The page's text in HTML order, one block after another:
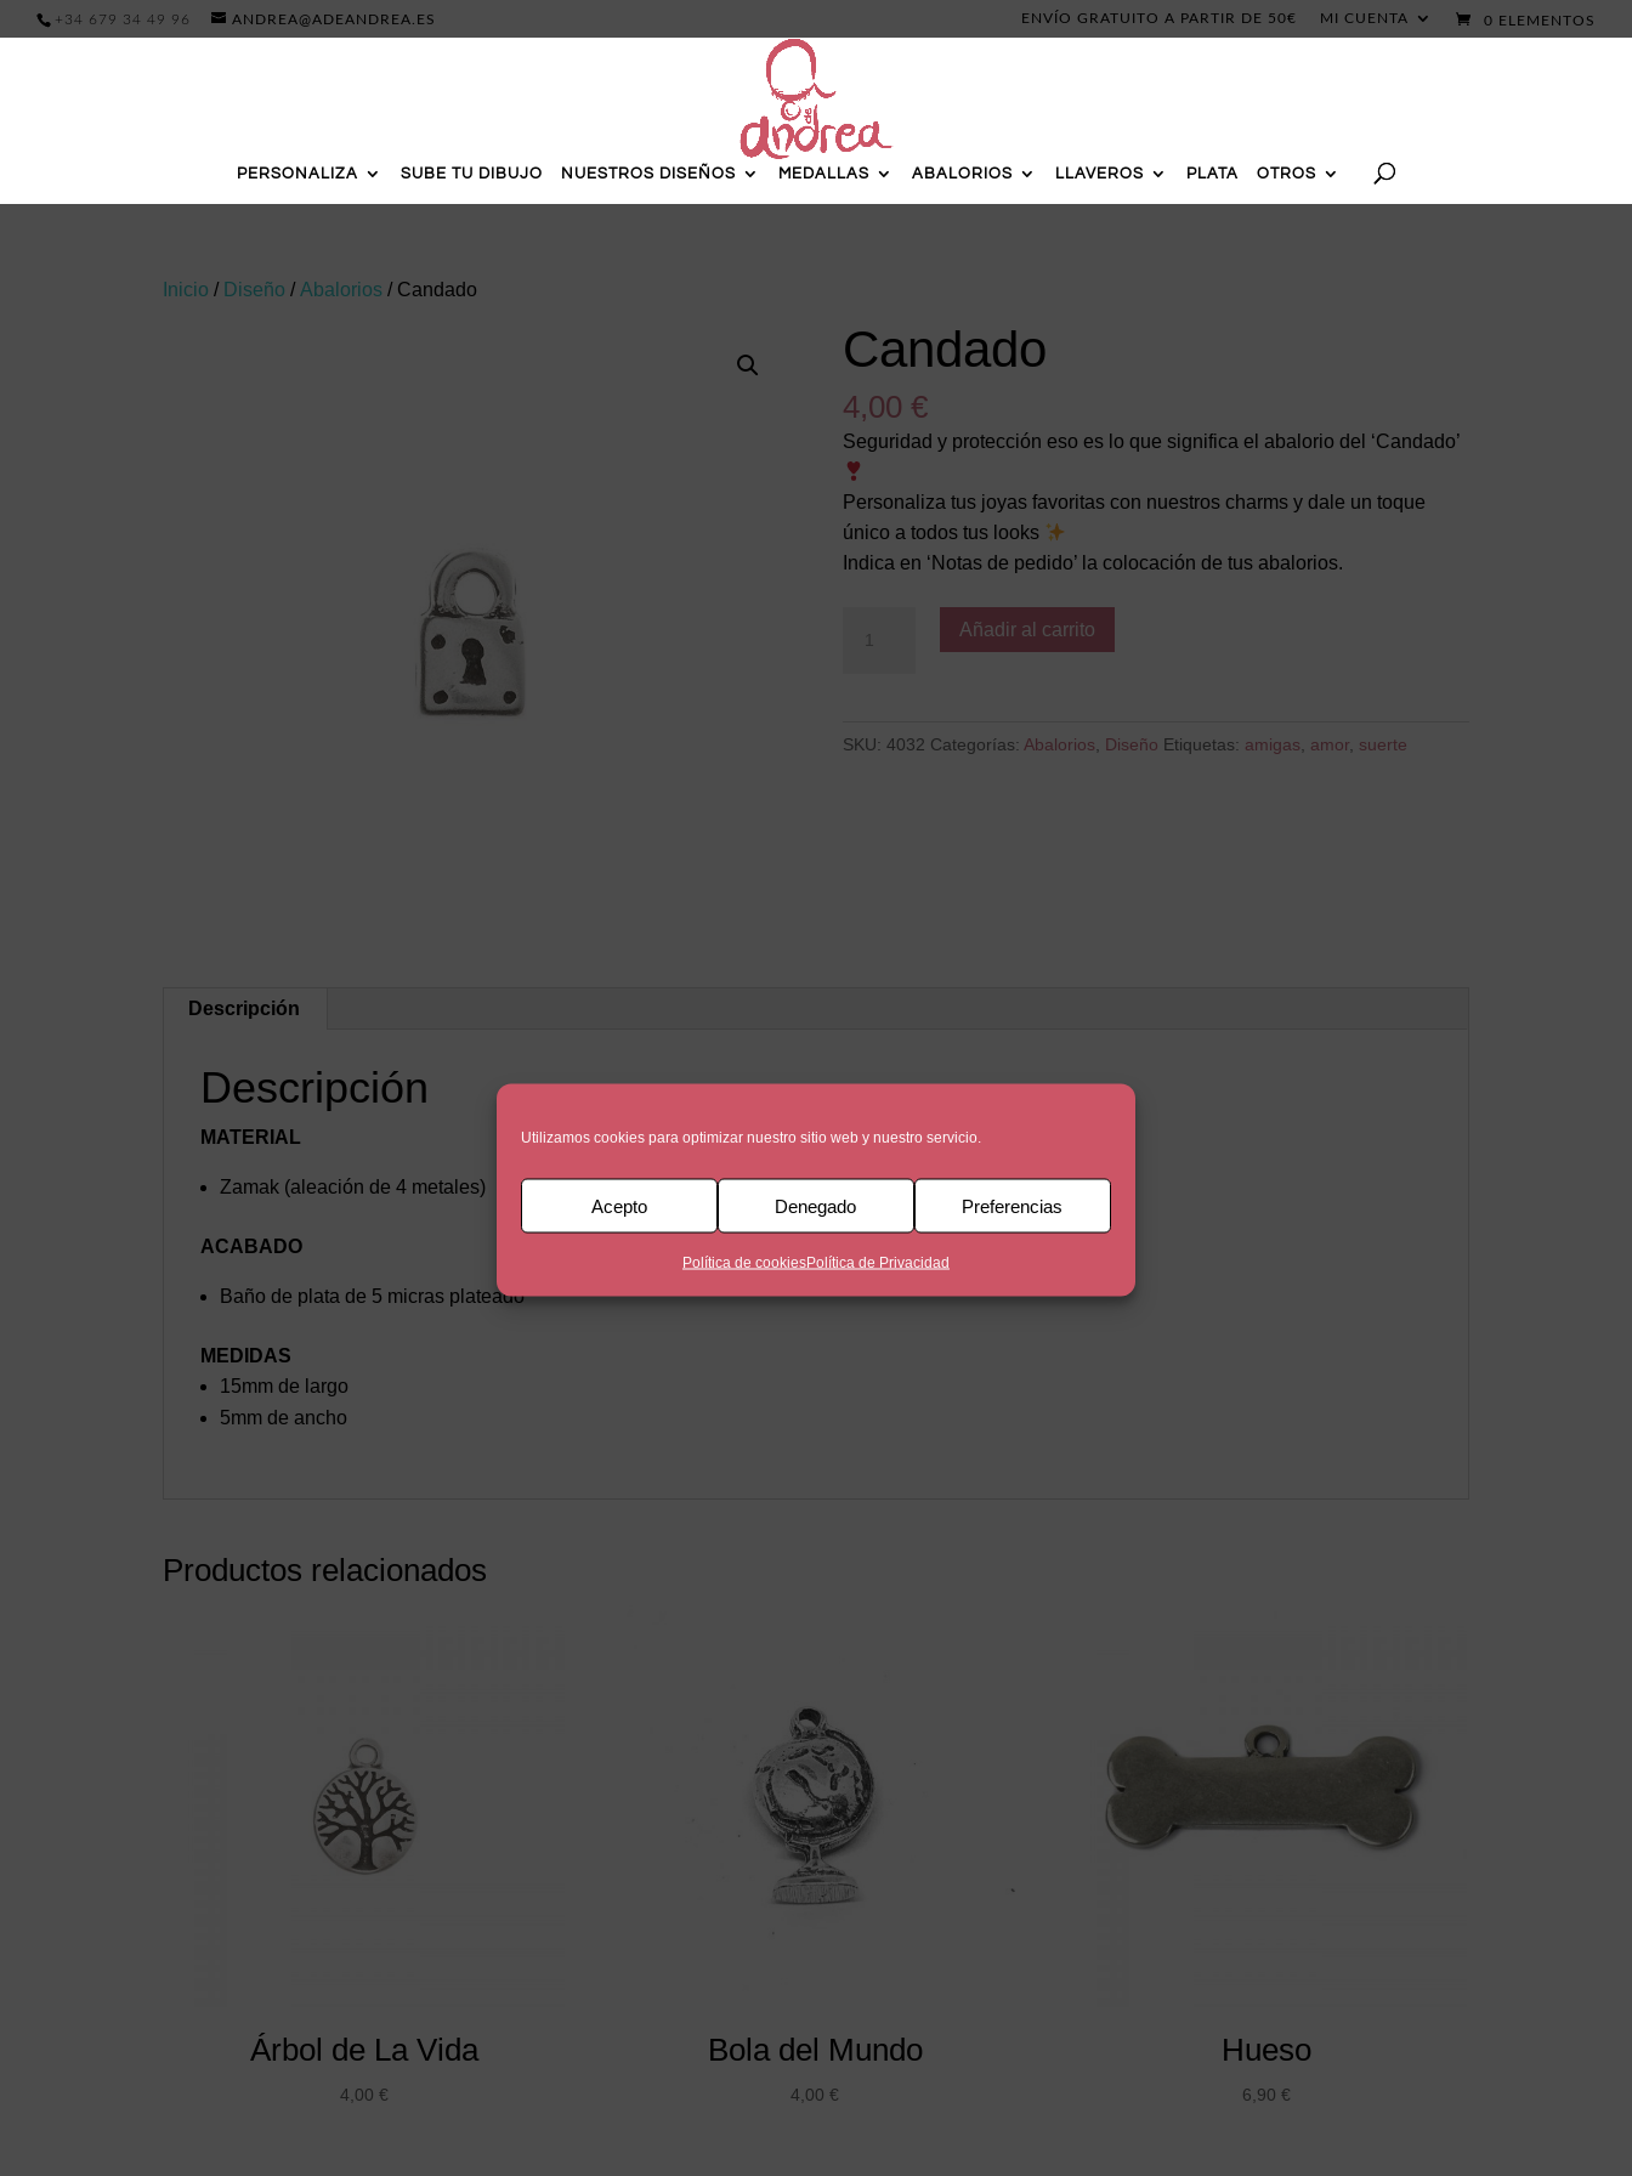
Utilizamos cookies para optimizar nuestro sitio web y nuestro servicio.
Acepto Denegado Preferencias
Política de cookiesPolítica de Privacidad
+34 679 34 49 96 ANDREA@ADEANDREA.ES ENVÍO GRATUITO A PARTIR DE 50€ MI CUENTA 0 ELEMENTOS
PERSONALIZA SUBE TU DIBUJO NUESTROS DISEÑOS MEDALLAS ABALORIOS LLAVEROS PLATA OTROS
Inicio / Diseño /Abalorios / Candado
Candado
4,00 €
Seguridad y protección eso es lo que significa el abalorio del ‘Candado’
Personaliza tus joyas favoritas con nuestros charms y dale un toque
único a todos tus looks
Indica en ‘Notas de pedido’ la colocación de tus abalorios.
cantidad
Añadir al carrito
SKU: 4032 Categorías: Abalorios Diseño Etiquetas: amigas amor, suerte
Descripción
Descripción
MATERIAL
Zamak (aleación de 4 metales)
ACABADO
Baño de plata de 5 micras plateado
MEDIDAS
15mm de largo
5mm de ancho
Productos relacionados
Árbol de La Vida
4,00 €
Bola del Mundo
4,00€
Hueso
6,90 €